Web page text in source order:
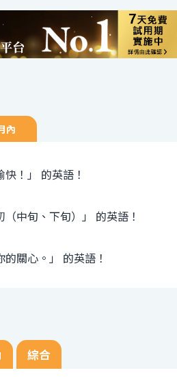
內
！」 的英語！
中旬、下旬）」 的英語！
關心。」 的英語！
綜合